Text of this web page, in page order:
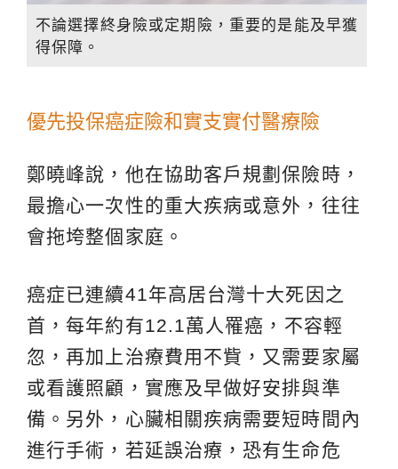
不論選擇終身險或定期險，重要的是能及早獲
得保障。
優先投保癌症險和實支實付醫療險
鄭曉峰說，他在協助客戶規劃保險時，
最擔心一次性的重大疾病或意外，往往
會拖垮整個家庭。
癌症已連續41年高居台灣十大死因之
首，每年約有12.1萬人罹癌，不容輕
忽，再加上治療費用不貲，又需要家屬
或看護照顧，實應及早做好安排與準
備。另外，心臟相關疾病需要短時間內
進行手術，若延誤治療，恐有生命危